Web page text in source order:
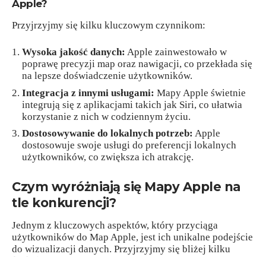
Apple?
Przyjrzyjmy się kilku kluczowym czynnikom:
Wysoka jakość danych: Apple zainwestowało w
poprawę precyzji map oraz nawigacji, co przekłada się
na lepsze doświadczenie użytkowników.
Integracja z innymi usługami: Mapy Apple świetnie
integrują się z aplikacjami takich jak Siri, co ułatwia
korzystanie z nich w codziennym życiu.
Dostosowywanie do lokalnych potrzeb: Apple
dostosowuje swoje usługi do preferencji lokalnych
użytkowników, co zwiększa ich atrakcję.
Czym wyróżniają się Mapy Apple na
tle konkurencji?
Jednym z kluczowych aspektów, który przyciąga
użytkowników do Map Apple, jest ich unikalne podejście
do wizualizacji danych. Przyjrzyjmy się bliżej kilku